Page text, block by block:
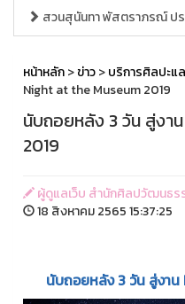
สวนสุนันทา พัสตราภรณ์ ป
หน้าหลัก>ข่าว>บริการศิลปะแ
Night at the Museum 2019
นับถอยหลัง 3 วัน สู่งา
2019
ผู้ดูแลเว็บ สำนักศิลปวัฒนธร
18 สิงหาคม 2565 15:37:25
นับถอยหลัง 3 วัน สู่งาน